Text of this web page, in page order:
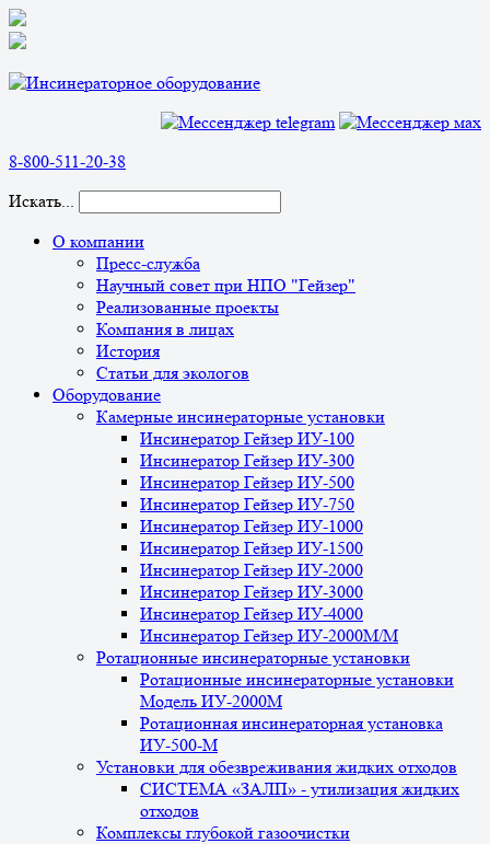
8-800-511-20-38
Искать...
О компании
Пресс-служба
Научный совет при НПО "Гейзер"
Реализованные проекты
Компания в лицах
История
Статьи для экологов
Оборудование
Камерные инсинераторные установки
Инсинератор Гейзер ИУ-100
Инсинератор Гейзер ИУ-300
Инсинератор Гейзер ИУ-500
Инсинератор Гейзер ИУ-750
Инсинератор Гейзер ИУ-1000
Инсинератор Гейзер ИУ-1500
Инсинератор Гейзер ИУ-2000
Инсинератор Гейзер ИУ-3000
Инсинератор Гейзер ИУ-4000
Инсинератор Гейзер ИУ-2000М/М
Ротационные инсинераторные установки
Ротационные инсинераторные установки
Модель ИУ-2000М
Ротационная инсинераторная установка
ИУ-500-М
Установки для обезвреживания жидких отходов
СИСТЕМА «ЗАЛП» - утилизация жидких
отходов
Комплексы глубокой газоочистки